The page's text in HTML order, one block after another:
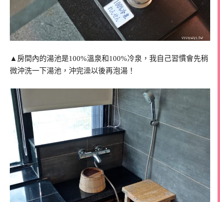
▲房間內的湯池是100%溫泉和100%冷泉，我自己習慣會先稍
微沖洗一下湯池，沖完澡以後再泡湯！